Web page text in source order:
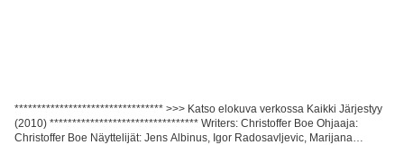
********************************* >>> Katso elokuva verkossa Kaikki Järjestyy
(2010) ********************************* Writers: Christoffer Boe Ohjaaja:
Christoffer Boe Näyttelijät: Jens Albinus, Igor Radosavljevic, Marijana